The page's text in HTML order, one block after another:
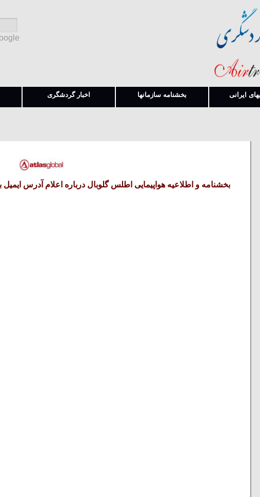
ایرانی بخشنامه سازمانها اخبار گردشگری
ها
بخشنامه و اطلاعیه هواپیمایی اطلس گلوبال درباره اعلام آدرس